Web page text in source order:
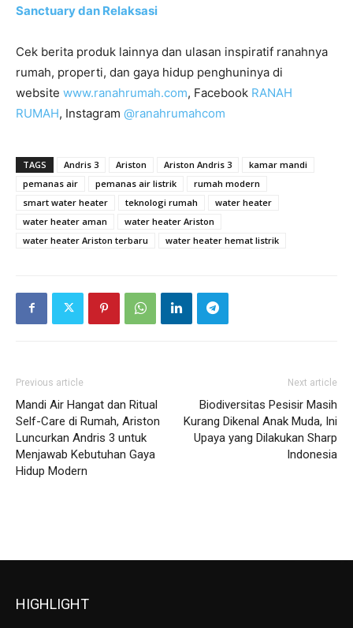
Sanctuary dan Relaksasi
Cek berita produk lainnya dan ulasan inspiratif ranahnya
rumah, properti, dan gaya hidup penghuninya di
website www.ranahrumah.com, Facebook RANAH
RUMAH, Instagram @ranahrumahcom
TAGS Andris 3 Ariston Ariston Andris 3
kamar mandi
pemanas air
pemanas air listrik
rumah modern
smart water heater
teknologi rumah
water heater
water heater aman
water heater Ariston
water heater Ariston terbaru
water heater hemat listrik
Previous article
Mandi Air Hangat dan Ritual
Self-Care di Rumah, Ariston
Luncurkan Andris 3 untuk
Menjawab Kebutuhan Gaya
Hidup Modern
Next article
Biodiversitas Pesisir Masih
Kurang Dikenal Anak Muda, Ini
Upaya yang Dilakukan Sharp
Indonesia
HIGHLIGHT